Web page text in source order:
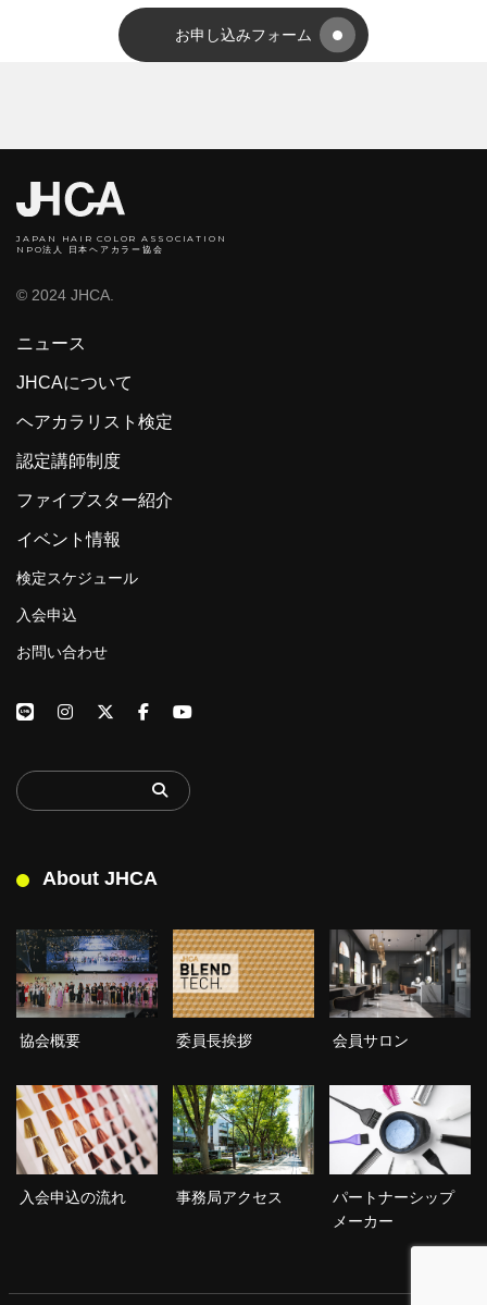
お申し込みフォーム
JAPAN HAIR COLOR ASSOCIATION
NPO法人 日本ヘアカラー協会
© 2024 JHCA.
ニュース
JHCAについて
ヘアカラリスト検定
認定講師制度
ファイブスター紹介
イベント情報
検定スケジュール
入会申込
お問い合わせ
About JHCA
協会概要 委員長挨拶 会員サロン
入会申込の流れ 事務局アクセス
パートナーシップ
メーカー